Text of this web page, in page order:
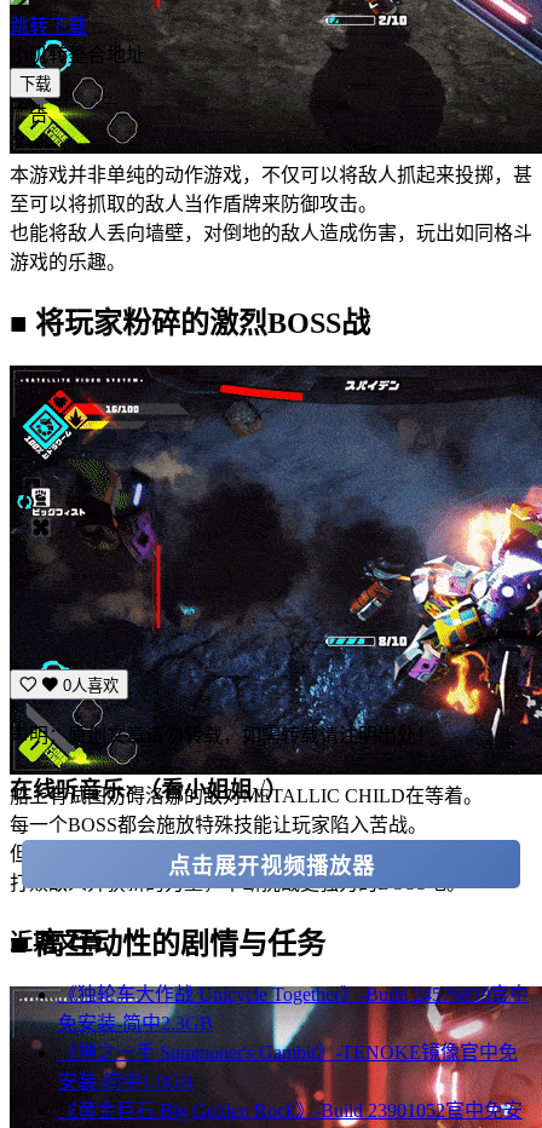
本游戏并非单纯的动作游戏，不仅可以将敌人抓起来投掷，甚
至可以将抓取的敌人当作盾牌来防御攻击。
也能将敌人丢向墙壁，对倒地的敌人造成伤害，玩出如同格斗
游戏的乐趣。
■ 将玩家粉碎的激烈BOSS战
船上有试图妨碍洛娜的敌对METALLIC CHILD在等着。
每一个BOSS都会施放特殊技能让玩家陷入苦战。
但是一旦成功击败他们之后，便能获得相对应的技能。
打败敌人并获新的力量，不断挑战更强力的BOSS吧。
■ 高互动性的剧情与任务
跳转下载
小叽转整合地址
下载
广告
0人喜欢
声明：原创文章请勿转载，如需转载请注明出处！
在线听音乐×（看小姐姐√）
点击展开视频播放器
近期文章
《独轮车大作战 Unicycle Together》-Build 24576839官中
免安装-简中2.3GB
《神之一手 Summoner's Gambit》-TENOKE镜像官中免
安装-简中1.0GB
《黄金巨石 Big Golden Rock》-Build 23901052官中免安